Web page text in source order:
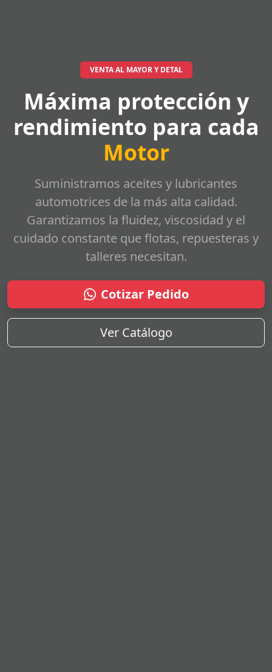
VENTA AL MAYOR Y DETAL
Máxima protección y
rendimiento para cada
Motor
Suministramos aceites y lubricantes
automotrices de la más alta calidad.
Garantizamos la fluidez, viscosidad y el
cuidado constante que flotas, repuesteras y
talleres necesitan.
Cotizar Pedido
Ver Catálogo